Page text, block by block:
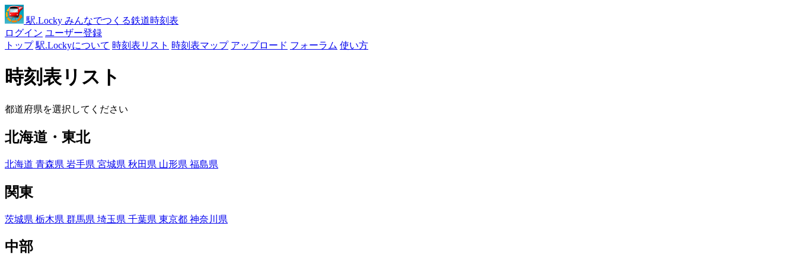
駅.Locky みんなでつくる鉄道時刻表
ログイン ユーザー登録
トップ 駅.Lockyについて 時刻表リスト 時刻表マップ アップロード フォーラム 使い方
時刻表リスト
都道府県を選択してください
北海道・東北
北海道 青森県 岩手県 宮城県 秋田県 山形県 福島県
関東
茨城県 栃木県 群馬県 埼玉県 千葉県 東京都 神奈川県
中部